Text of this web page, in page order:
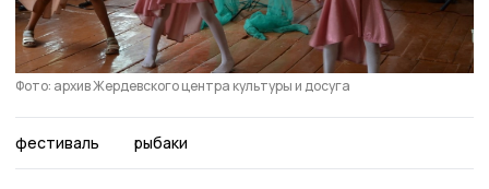
Фото: архив Жердевского центра культуры и досуга
фестиваль рыбаки